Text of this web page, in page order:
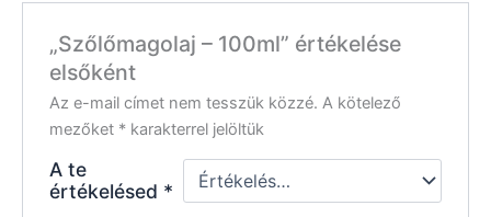
„Szőlőmagolaj – 100ml” értékelése
elsőként
Az e-mail címet nem tesszük közzé. A kötelező
mezőket * karakterrel jelöltük
A te
értékelésed *